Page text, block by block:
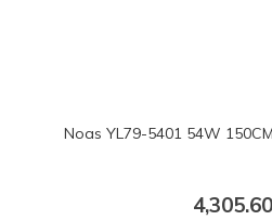
Noas YL79-5401 54W
4,305.60